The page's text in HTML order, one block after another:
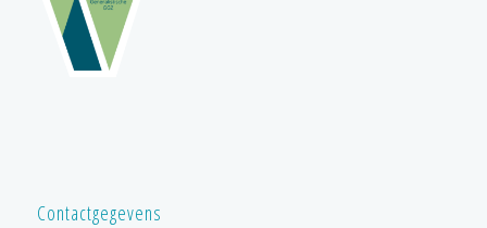
Contactgegevens